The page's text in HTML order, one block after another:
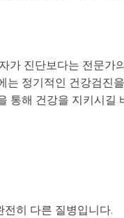
가 진단보다는 전문가
정기적인 건강검진
통해 건강을 지키시길
히 다른 질병입니다.